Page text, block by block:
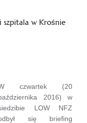
szpitala w Krośnie
czwartek (20
2016) w
LOW NFZ
się briefing